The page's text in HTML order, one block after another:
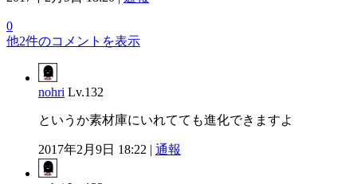
0
他2件のコメントを表示
nohri Lv.132
というか素材庫にいれてても進化できますよ
2017年2月9日 18:22 | 通報